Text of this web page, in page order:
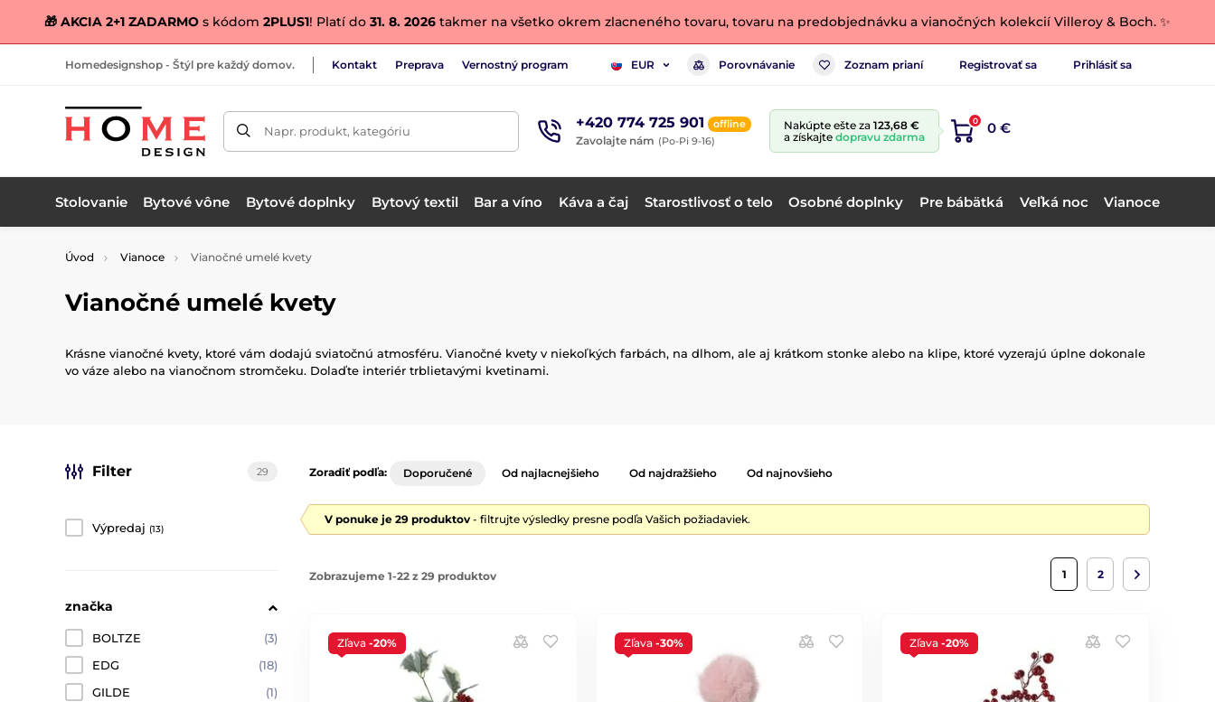
🎁 AKCIA 2+1 ZADARMO s kódom 2PLUS1! Platí do 31. 8. 2026 takmer na všetko okrem zlacneného tovaru, tovaru na predobjednávku a vianočných kolekcií Villeroy & Boch. ✨
Homedesignshop - Štýl pre každý domov. Kontakt Preprava Vernostný program EUR Porovnávanie Zoznam prianí Registrovať sa Prihlásiť sa
Napr. produkt, kategóriu +420 774 725 901 offline
Zavolajte nám (Po-Pi 9-16)
Nakúpte ešte za 123,68 €
a získajte dopravu zdarma
0 0 €
Stolovanie Bytové vône Bytové doplnky Bytový textil Bar a víno Káva a čaj Starostlivosť o telo Osobné doplnky Pre bábätká Veľká noc Vianoce
Úvod Vianoce Vianočné umelé kvety
Vianočné umelé kvety
Krásne vianočné kvety, ktoré vám dodajú sviatočnú atmosféru. Vianočné kvety v niekoľkých farbách, na dlhom, ale aj krátkom stonke alebo na klipe, ktoré vyzerajú úplne dokonale
vo váze alebo na vianočnom stromčeku. Dolaďte interiér trblietavými kvetinami.
Filter 29
Výpredaj (13)
značka
BOLTZE
(3)
EDG
(18)
GILDE
(1)
Zoradiť podľa: Doporučené Od najlacnejšieho Od najdražšieho Od najnovšieho
V ponuke je 29 produktov - filtrujte výsledky presne podľa Vašich požiadaviek.
Zobrazujeme 1-22 z 29 produktov 1 2
Zľava -20% Zľava -30% Zľava-20%